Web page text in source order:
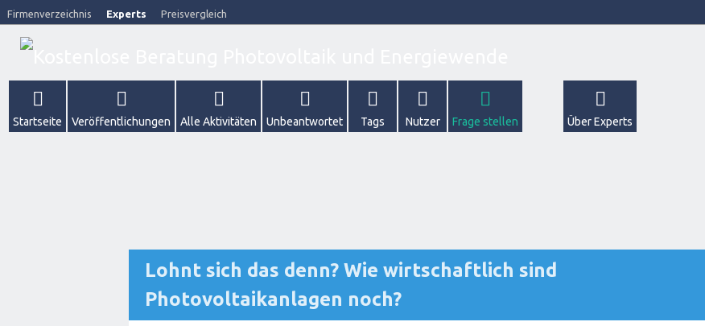
Firmenverzeichnis Experts Preisvergleich
Startseite Veröffentlichungen Alle Aktivitäten Unbeantwortet Tags Nutzer Frage stellen Über Experts
Lohnt sich das denn? Wie wirtschaftlich sind
Photovoltaikanlagen noch?